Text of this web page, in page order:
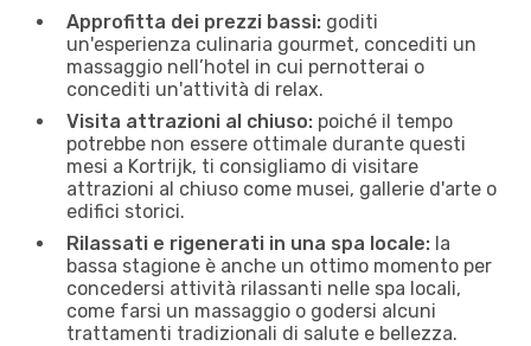
Approfitta dei prezzi bassi: goditi
un'esperienza culinaria gourmet, concediti un
massaggio nell’hotel in cui pernotterai o
concediti un'attività di relax.
Visita attrazioni al chiuso: poiché il tempo
potrebbe non essere ottimale durante questi
mesi a Kortrijk, ti consigliamo di visitare
attrazioni al chiuso come musei, gallerie d'arte o
edifici storici.
Rilassati e rigenerati in una spa locale: la
bassa stagione è anche un ottimo momento per
concedersi attività rilassanti nelle spa locali,
come farsi un massaggio o godersi alcuni
trattamenti tradizionali di salute e bellezza.